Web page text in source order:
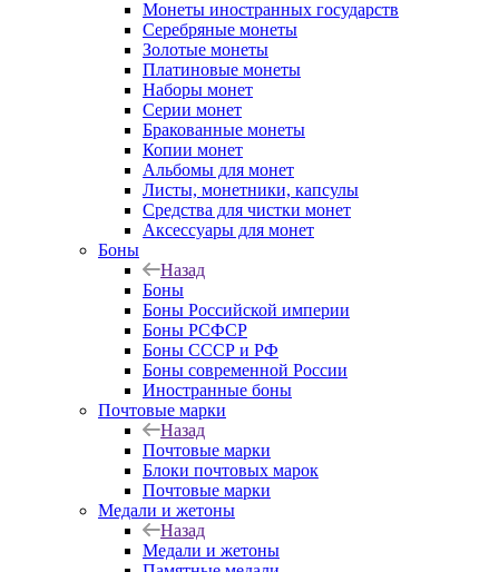
Монеты иностранных государств
Серебряные монеты
Золотые монеты
Платиновые монеты
Наборы монет
Серии монет
Бракованные монеты
Копии монет
Альбомы для монет
Листы, монетники, капсулы
Средства для чистки монет
Аксессуары для монет
Боны
Назад
Боны
Боны Российской империи
Боны РСФСР
Боны СССР и РФ
Боны современной России
Иностранные боны
Почтовые марки
Назад
Почтовые марки
Блоки почтовых марок
Почтовые марки
Медали и жетоны
Назад
Медали и жетоны